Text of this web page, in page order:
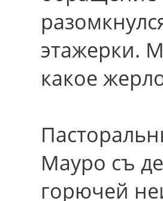
этажерки.
какое
Мауро съ
горючей